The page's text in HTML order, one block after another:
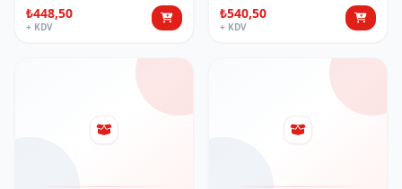
₺448,50
+ KDV
₺540,50
+ KDV